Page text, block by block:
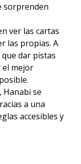
sorprenden
ver las cartas
las propias. A
dar pistas
el mejor
Hanabi se
a una
accesibles y